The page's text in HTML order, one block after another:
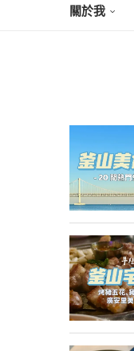
關於我